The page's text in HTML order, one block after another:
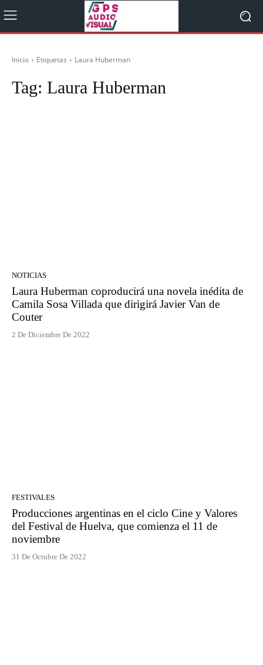
Inicio Etiquetas Laura Huberman
Tag: Laura Huberman
NOTICIAS
Laura Huberman coproducirá una novela inédita de
Camila Sosa Villada que dirigirá Javier Van de
Couter
2 De Diciembre De 2022
FESTIVALES
Producciones argentinas en el ciclo Cine y Valores
del Festival de Huelva, que comienza el 11 de
noviembre
31 De Octubre De 2022